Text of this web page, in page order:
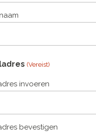
(Vereist)
invoeren
bevestigen